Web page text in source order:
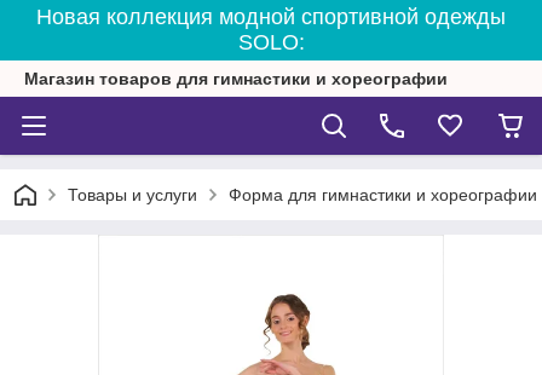
Новая коллекция модной спортивной одежды
SOLO:
Магазин товаров для гимнастики и хореографии
Товары и услуги Форма для гимнастики и хореографии